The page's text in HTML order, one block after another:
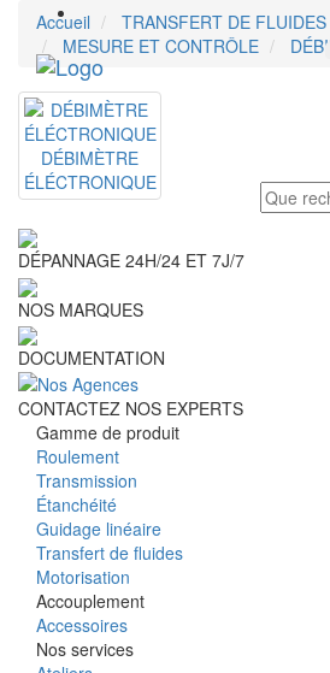
Accueil
TRANSFERT DE FLUIDES
MESURE ET CONTRÔLE
DÉBIMÈTRE
ÉLÉCTRONIQUE
DÉPANNAGE 24H/24 ET 7J/7
NOS MARQUES
DOCUMENTATION
CONTACTEZ NOS EXPERTS
Gamme de produit
Roulement
Transmission
Étanchéité
Guidage linéaire
Transfert de fluides
Motorisation
Accouplement
Accessoires
Nos services